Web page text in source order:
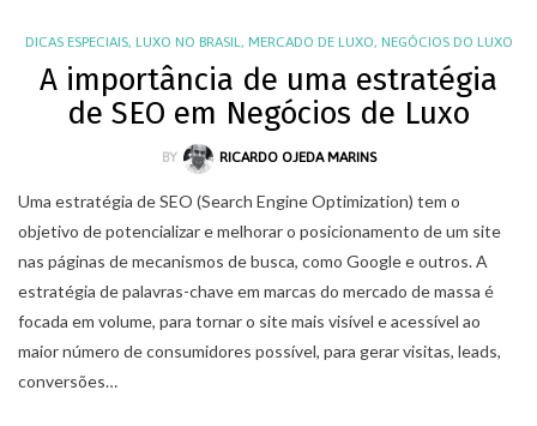
DICAS ESPECIAIS, LUXO NO BRASIL, MERCADO DE LUXO, NEGÓCIOS DO LUXO
A importância de uma estratégia
de SEO em Negócios de Luxo
BY RICARDO OJEDA MARINS
Uma estratégia de SEO (Search Engine Optimization) tem o
objetivo de potencializar e melhorar o posicionamento de um site
nas páginas de mecanismos de busca, como Google e outros. A
estratégia de palavras-chave em marcas do mercado de massa é
focada em volume, para tornar o site mais visível e acessível ao
maior número de consumidores possível, para gerar visitas, leads,
conversões…